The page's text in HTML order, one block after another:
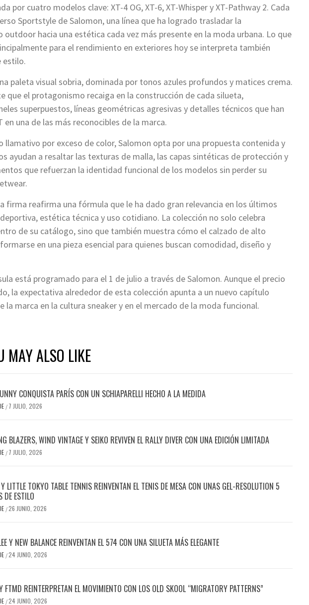
por cuatro modelos clave: XT-4 OG, XT-6, XT-Whisper y XT-Pathway 2. Cada
Sportstyle de Salomon, una línea que ha logrado trasladar la
outdoor hacia una estética cada vez más presente en la moda urbana. Lo que
para el rendimiento en exteriores hoy se interpreta también
estilo.
paleta visual sobria, dominada por tonos azules profundos y matices crema.
que el protagonismo recaiga en la construcción de cada silueta,
superpuestos, líneas geométricas agresivas y detalles técnicos que han
una de las más reconocibles de la marca.
llamativo por exceso de color, Salomon opta por una propuesta contenida y
ayudan a resaltar las texturas de malla, las capas sintéticas de protección y
que refuerzan la identidad funcional de los modelos sin perder su
la firma reafirma una fórmula que le ha dado gran relevancia en los últimos
estética técnica y uso cotidiano. La colección no solo celebra
de su catálogo, sino que también muestra cómo el calzado de alto
en una pieza esencial para quienes buscan comodidad, diseño y
está programado para el 1 de julio a través de Salomon. Aunque el precio
la expectativa alrededor de esta colección apunta a un nuevo capítulo
la marca en la cultura sneaker y en el mercado de la moda funcional.
MAY ALSO LIKE
CONQUISTA PARÍS CON UN SCHIAPARELLI HECHO A LA MEDIDA
/ 7 JULIO, 2026
BLAZERS, WIND VINTAGE Y SEIKO REVIVEN EL RALLY DIVER CON UNA EDICIÓN LIMITADA
/ 7 JULIO, 2026
LITTLE TOKYO TABLE TENNIS REINVENTAN EL TENIS DE MESA CON UNAS GEL-RESOLUTION 5
DE ESTILO
/26 JUNIO, 2026
Y NEW BALANCE REINVENTAN EL 574 CON UNA SILUETA MÁS ELEGANTE
/24 JUNIO, 2026
FTMD REINTERPRETAN EL MOVIMIENTO CON LOS OLD SKOOL “MIGRATORY PATTERNS”
/24 JUNIO, 2026